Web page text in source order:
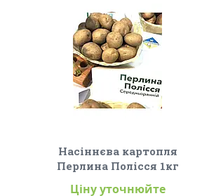
Насіннєва картопля
Перлина Полісся 1кг
Ціну уточнюйте